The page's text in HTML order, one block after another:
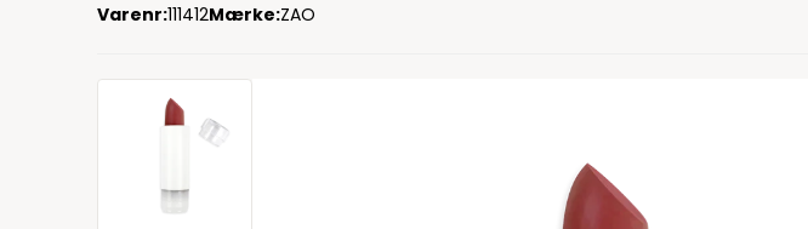
Varenr:111412Mærke:ZAO